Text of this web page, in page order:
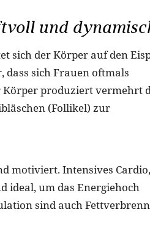
und
sich der Körper auf den
dass sich Frauen oftmals
Körper produziert vermehrt
(Follikel) zur
motiviert. Intensives Cardio,
um das Energiehoch
sind auch